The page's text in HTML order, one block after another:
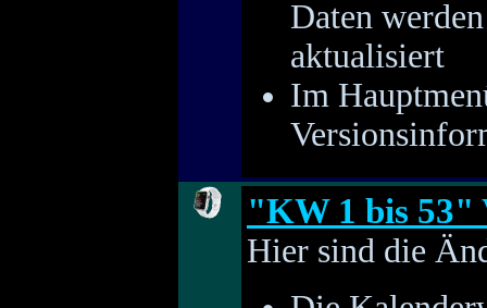
Daten
aktualisiert
Im
"KW 1 bis 53"
Hier sind die